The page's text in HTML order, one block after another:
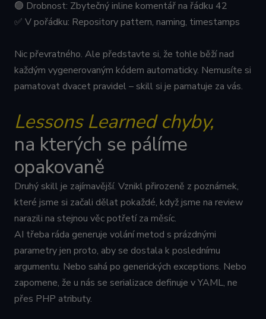
🟢 Drobnost: Zbytečný inline komentář na řádku 42
✅ V pořádku: Repository pattern, naming, timestamps
Nic převratného. Ale představte si, že tohle běží nad
každým vygenerovaným kódem automaticky. Nemusíte si
pamatovat dvacet pravidel – skill si je pamatuje za vás.
Lessons Learned chyby,
na kterých se pálíme
opakovaně
Druhý skill je zajímavější. Vznikl přirozeně z poznámek,
které jsme si začali dělat pokaždé, když jsme na review
narazili na stejnou věc potřetí za měsíc.
AI třeba ráda generuje volání metod s prázdnými
parametry jen proto, aby se dostala k poslednímu
argumentu. Nebo sahá po generických exceptions. Nebo
zapomene, že u nás se serializace definuje v YAML, ne
přes PHP atributy.